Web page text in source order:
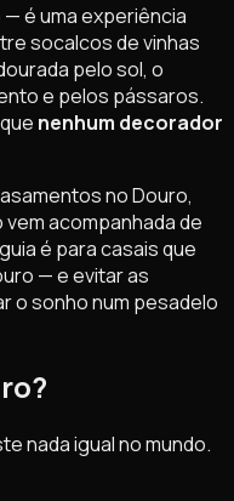
é uma experiência
socalcos de vinhas
pelo sol, o
e pelos pássaros.
nenhum decorador
no Douro,
acompanhada de
é para casais que
— e evitar as
o sonho num pesadelo
nada igual no mundo.